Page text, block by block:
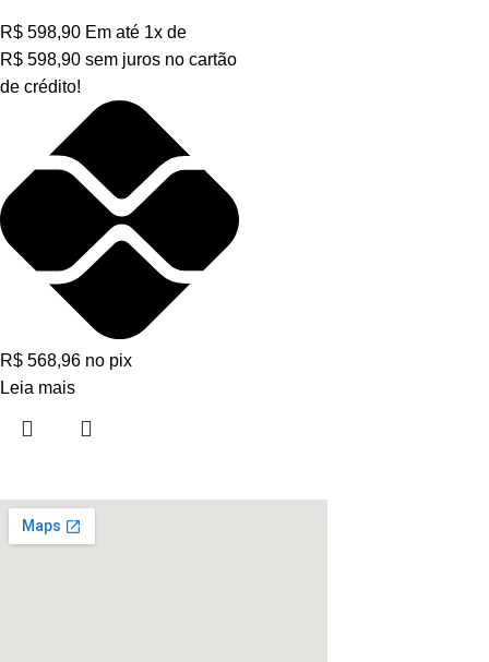
R$ 598,90 Em até 1x de
R$ 598,90 sem juros no cartão
de crédito!
R$ 568,96 no pix
Leia mais